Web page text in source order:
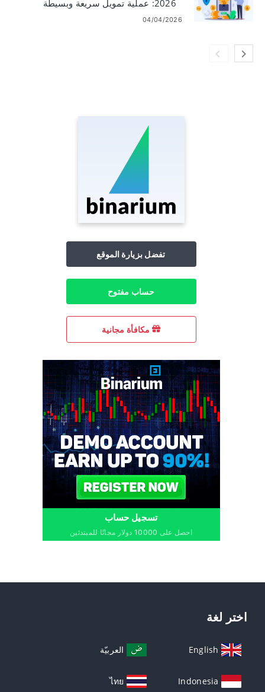
2026: عملية تمويل سريعة وبسيطة
04/04/2026
تفضل بزيارة الموقع
حساب مفتوح
مكافأة مجانية
تسجيل حساب
احصل على 10000 دولار مجانًا للمبتدئين
اختر لغة
English العربيّة
Indonesia
ไทย